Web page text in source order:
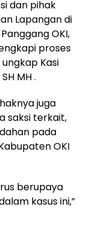
dan pihak
Lapangan di
OKI,
proses
Kasi
MH .
juga
saksi terkait,
pada
OKI
berupaya
kasus ini,”